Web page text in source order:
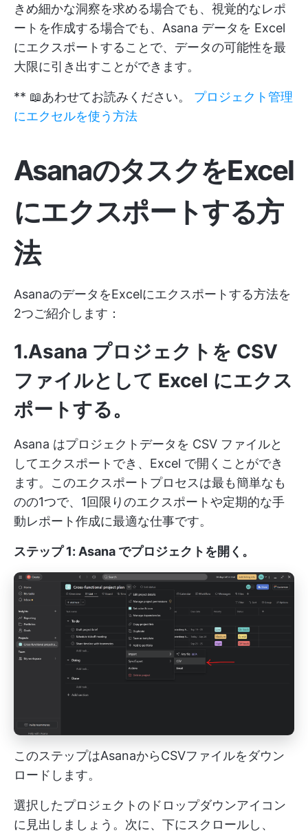
きめ細かな洞察を求める場合でも、視覚的なレポ
ートを作成する場合でも、Asana データを Excel
にエクスポートすることで、データの可能性を最
大限に引き出すことができます。
** 📖あわせてお読みください。 プロジェクト管理
にエクセルを使う方法
AsanaのタスクをExcel
にエクスポートする方
法
AsanaのデータをExcelにエクスポートする方法を
2つご紹介します：
1.Asana プロジェクトを CSV
ファイルとして Excel にエクス
ポートする。
Asana はプロジェクトデータを CSV ファイルと
してエクスポートでき、Excel で開くことができ
ます。このエクスポートプロセスは最も簡単なも
のの1つで、1回限りのエクスポートや定期的な手
動レポート作成に最適な仕事です。
ステップ 1: Asana でプロジェクトを開く 。
このステップはAsanaからCSVファイルをダウン
ロードします。
選択したプロジェクトのドロップダウンアイコン
に見出しましょう。次に、下にスクロールし、